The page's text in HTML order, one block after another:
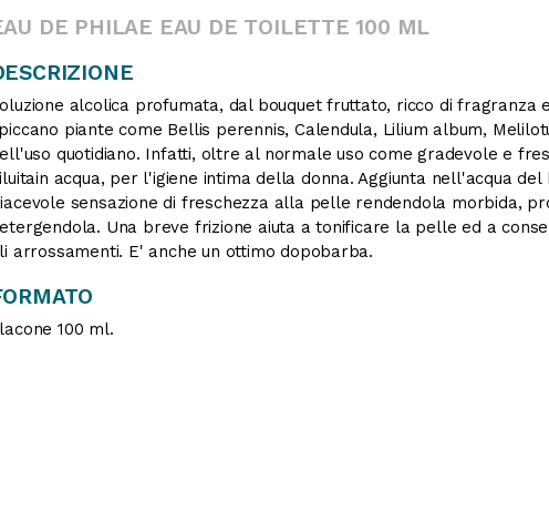
DE PHILAE EAU DE TOILETTE 100 ML
alcolica profumata, dal bouquet fruttato, ricco di fragranza
piante come Bellis perennis, Calendula, Lilium album,
quotidiano. Infatti, oltre al normale uso come gradevole e
acqua, per l'igiene intima della donna. Aggiunta nell'acqua del
sensazione di freschezza alla pelle rendendola morbida,
Una breve frizione aiuta a tonificare la pelle ed a
arrossamenti. E' anche un ottimo dopobarba.
100 ml.